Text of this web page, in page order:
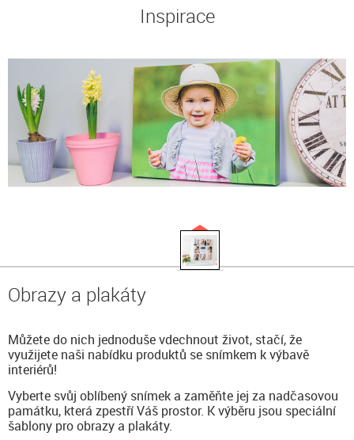
Inspirace
Obrazy a plakáty
Můžete do nich jednoduše vdechnout život, stačí, že
využijete naši nabídku produktů se snímkem k výbavě
interiérů!
Vyberte svůj oblíbený snímek a zaměňte jej za nadčasovou
památku, která zpestří Váš prostor. K výběru jsou speciální
šablony pro obrazy a plakáty.